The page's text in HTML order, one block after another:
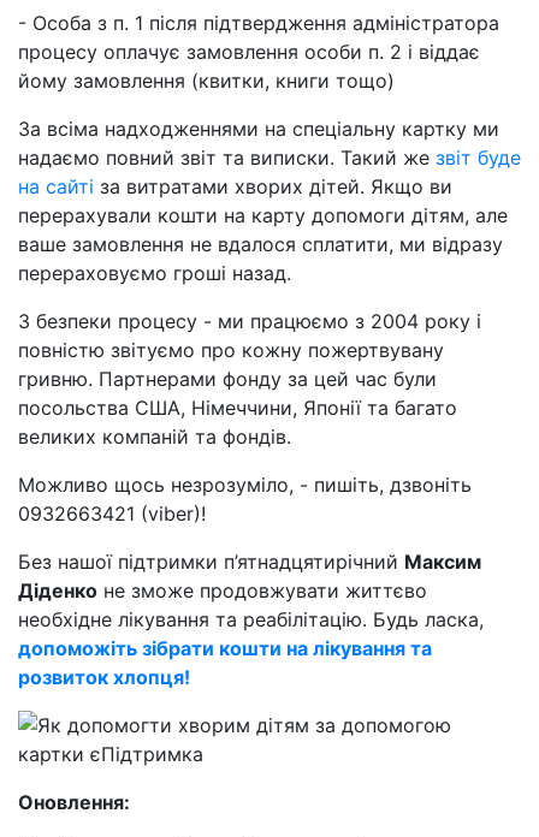
- Особа з п. 1 після підтвердження адміністратора
процесу оплачує замовлення особи п. 2 і віддає
йому замовлення (квитки, книги тощо)
За всіма надходженнями на спеціальну картку ми
надаємо повний звіт та виписки. Такий же звіт буде
на сайті за витратами хворих дітей. Якщо ви
перерахували кошти на карту допомоги дітям, але
ваше замовлення не вдалося сплатити, ми відразу
перераховуємо гроші назад.
З безпеки процесу - ми працюємо з 2004 року і
повністю звітуємо про кожну пожертвувану
гривню. Партнерами фонду за цей час були
посольства США, Німеччини, Японії та багато
великих компаній та фондів.
Можливо щось незрозуміло, - пишіть, дзвоніть
0932663421 (viber)!
Без нашої підтримки п’ятнадцятирічний Максим
Діденко не зможе продовжувати життєво
необхідне лікування та реабілітацію. Будь ласка,
допоможіть зібрати кошти на лікування та
розвиток хлопця!
Оновлення: